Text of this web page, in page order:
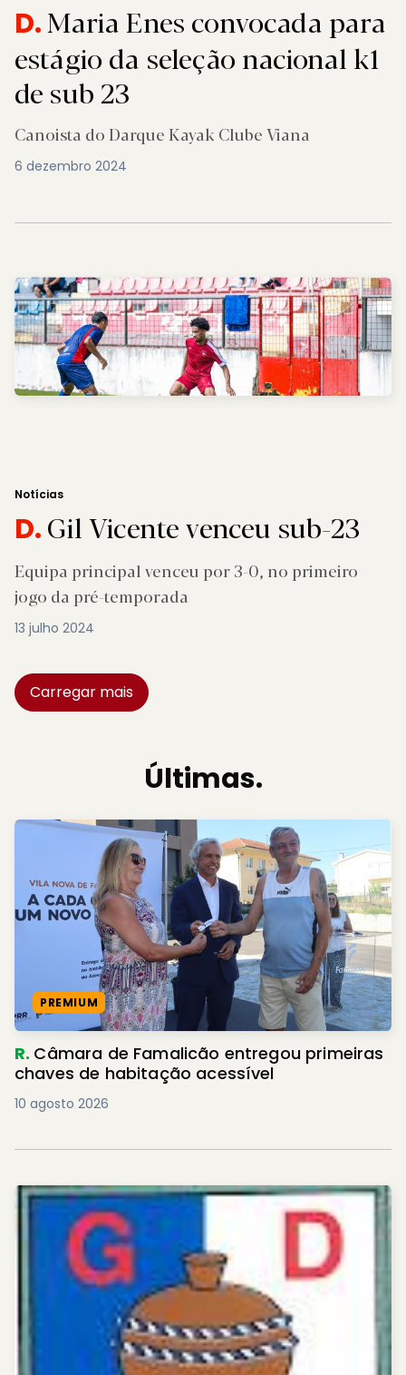
D.Maria Enes convocada para
estágio da seleção nacional k1
de sub 23
Canoista do Darque Kayak Clube Viana
6 dezembro 2024
Notícias
D.Gil Vicente venceu sub-23
Equipa principal venceu por 3-0, no primeiro
jogo da pré-temporada
13 julho 2024
Carregar mais
Últimas.
PREMIUM
R. Câmara de Famalicão entregou primeiras
chaves de habitação acessível
10 agosto 2026